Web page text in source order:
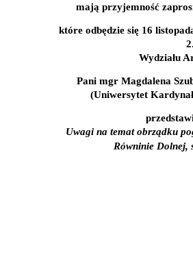
mają przyjemność
które odbędzie się 16
Wydziału
Pani mgr Magdalena
(Uniwersytet
Uwagi na temat obrządku
Równinie Dolnej,